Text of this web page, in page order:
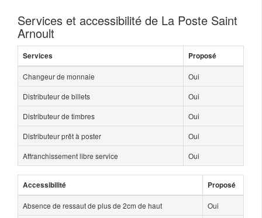
Services et accessibilité de La Poste Saint
Arnoult
Services Proposé
Changeur de monnaie
Oui
Distributeur de billets
Oui
Distributeur de timbres
Oui
Distributeur prêt à poster
Oui
Affranchissement libre service
Oui
Accessibilité Proposé
Absence de ressaut de plus de 2cm de haut
Oui